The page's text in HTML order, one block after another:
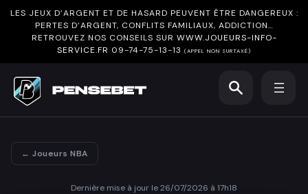
LES JEUX D’ARGENT ET DE HASARD PEUVENT ÊTRE DANGEREUX :
PERTES D’ARGENT, CONFLITS FAMILIAUX, ADDICTION…
RETROUVEZ NOS CONSEILS SUR WWW.JOUEURS-INFO-
SERVICE.FR 09-74-75-13-13 (APPEL NON SURTAXÉ)
← Joueurs NBA
Dernière mise à jour le 26/07/2026 à 17h18